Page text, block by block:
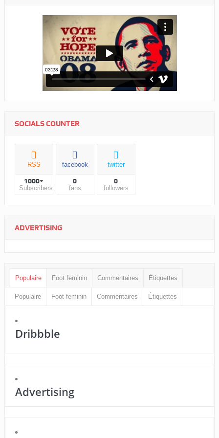
SOCIALS COUNTER
RSS
1000+
Subscribers
facebook
0
fans
twitter
0
followers
ADVERTISING
Populaire Foot feminin Commentaires Étiquettes
Populaire Foot feminin Commentaires Étiquettes
Dribbble
Advertising